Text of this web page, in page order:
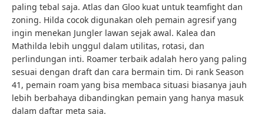
paling tebal saja. Atlas dan Gloo kuat untuk teamfight dan
zoning. Hilda cocok digunakan oleh pemain agresif yang
ingin menekan Jungler lawan sejak awal. Kalea dan
Mathilda lebih unggul dalam utilitas, rotasi, dan
perlindungan inti. Roamer terbaik adalah hero yang paling
sesuai dengan draft dan cara bermain tim. Di rank Season
41, pemain roam yang bisa membaca situasi biasanya jauh
lebih berbahaya dibandingkan pemain yang hanya masuk
dalam daftar meta saja.